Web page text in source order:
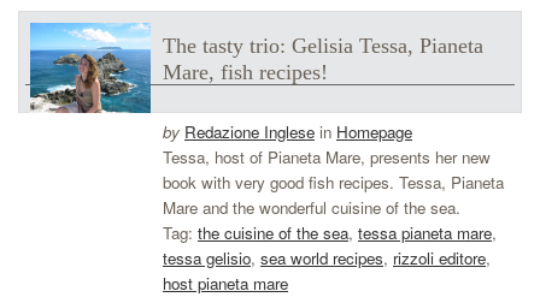
The tasty trio: Gelisia Tessa, Pianeta
Mare, fish recipes!
by Redazione Inglese in Homepage
Tessa, host of Pianeta Mare, presents her new
book with very good fish recipes. Tessa, Pianeta
Mare and the wonderful cuisine of the sea.
Tag: the cuisine of the sea, tessa pianeta mare,
tessa gelisio, sea world recipes, rizzoli editore,
host pianeta mare